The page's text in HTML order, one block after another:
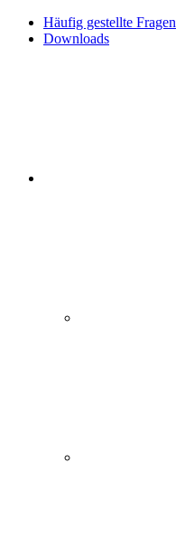
Häufig gestellte Fragen
Downloads